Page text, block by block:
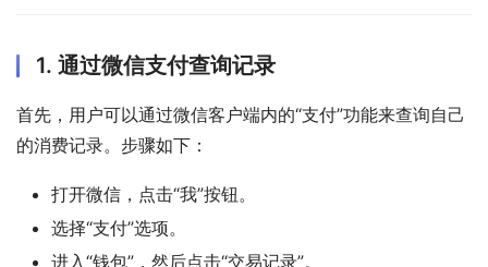
1. 通过微信支付查询记录
首先，用户可以通过微信客户端内的“支付”功能来查询自己
的消费记录。步骤如下：
打开微信，点击“我”按钮。
选择“支付”选项。
进入“钱包”，然后点击“交易记录”。